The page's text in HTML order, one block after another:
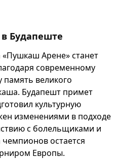
Будапеште
Арене» станет
современному
память великого
Будапешт примет
культурную
изменениями в подходе
с болельщиками и
остается
Европы.